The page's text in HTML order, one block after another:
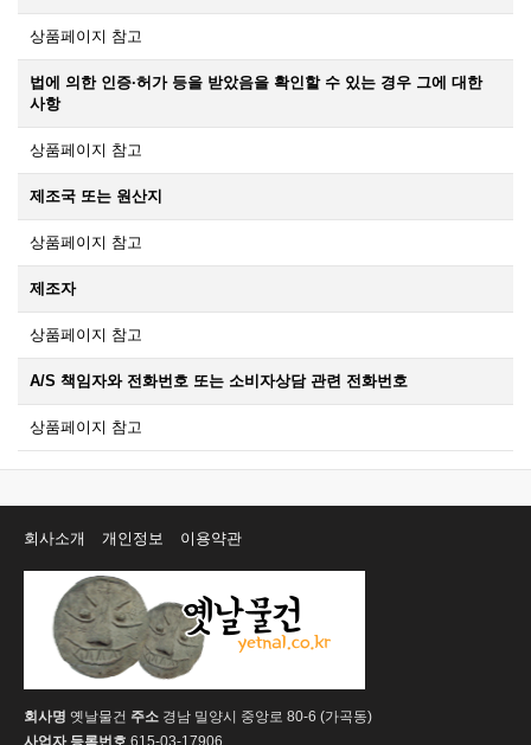
상품페이지 참고
법에 의한 인증·허가 등을 받았음을 확인할 수 있는 경우 그에 대한
사항
상품페이지 참고
제조국 또는 원산지
상품페이지 참고
제조자
상품페이지 참고
A/S 책임자와 전화번호 또는 소비자상담 관련 전화번호
상품페이지 참고
회사소개 개인정보 이용약관
회사명 옛날물건 주소 경남 밀양시 중앙로 80-6 (가곡동)
사업자 등록번호 615-03-17906